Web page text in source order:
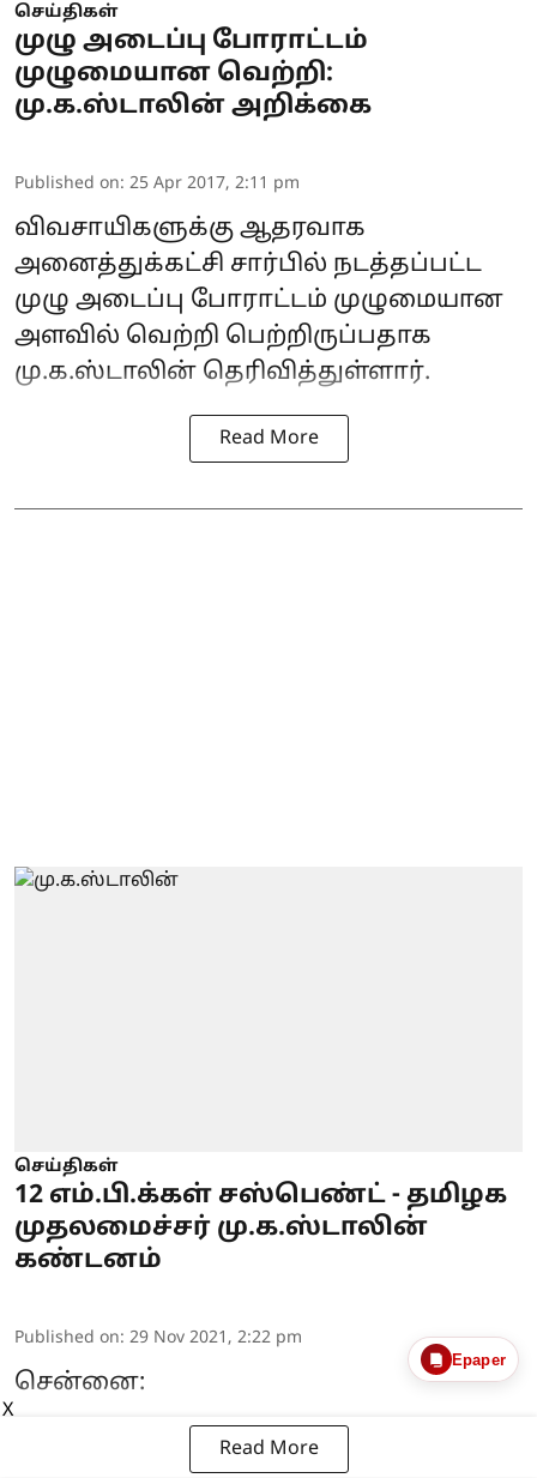
செய்திகள்
முழு அடைப்பு போராட்டம்
முழுமையான வெற்றி:
மு.க.ஸ்டாலின் அறிக்கை
Published on: 25 Apr 2017, 2:11 pm
விவசாயிகளுக்கு ஆதரவாக
அனைத்துக்கட்சி சார்பில் நடத்தப்பட்ட
முழு அடைப்பு போராட்டம் முழுமையான
அளவில் வெற்றி பெற்றிருப்பதாக
மு.க.ஸ்டாலின் தெரிவித்துள்ளார்.
Read More
செய்திகள்
12 எம்.பி.க்கள் சஸ்பெண்ட் - தமிழக
முதலமைச்சர் மு.க.ஸ்டாலின்
கண்டனம்
Published on: 29 Nov 2021, 2:22 pm
சென்னை:
Read More
Epaper
X